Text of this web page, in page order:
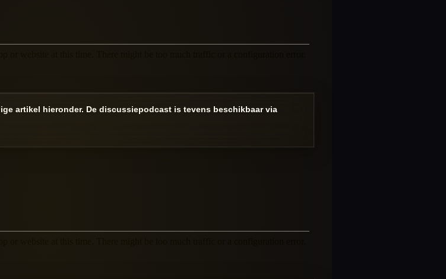
artikel hieronder. De discussiepodcast is tevens beschikbaar via